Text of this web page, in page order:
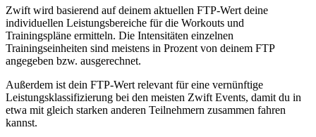
Zwift wird basierend auf deinem aktuellen FTP-Wert deine
individuellen Leistungsbereiche für die Workouts und
Trainingspläne ermitteln. Die Intensitäten einzelnen
Trainingseinheiten sind meistens in Prozent von deinem FTP
angegeben bzw. ausgerechnet.
Außerdem ist dein FTP-Wert relevant für eine vernünftige
Leistungsklassifizierung bei den meisten Zwift Events, damit du in
etwa mit gleich starken anderen Teilnehmern zusammen fahren
kannst.